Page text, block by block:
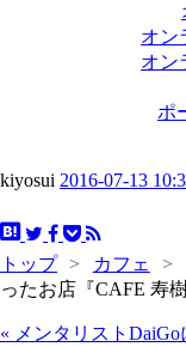
オン
オン
ポ
kiyosui 2016-07-13
トップ > カフェ >
ったお店『CAFE 寿樹
« メンタリスト